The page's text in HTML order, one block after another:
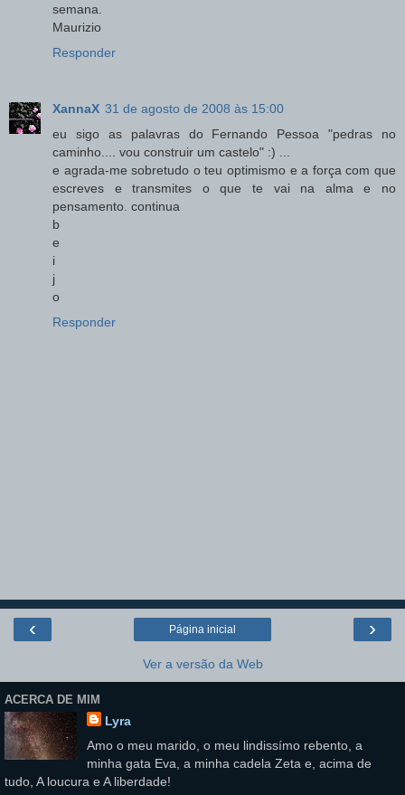
semana.
Maurizio
Responder
XannaX 31 de agosto de 2008 às 15:00
eu sigo as palavras do Fernando Pessoa "pedras no
caminho.... vou construir um castelo" :) ...
e agrada-me sobretudo o teu optimismo e a força com que
escreves e transmites o que te vai na alma e no
pensamento. continua
b
e
i
j
o
Responder
‹ ›
Página inicial
Ver a versão da Web
ACERCA DE MIM
Lyra
Amo o meu marido, o meu lindissímo rebento, a
minha gata Eva, a minha cadela Zeta e, acima de
tudo, A loucura e A liberdade!